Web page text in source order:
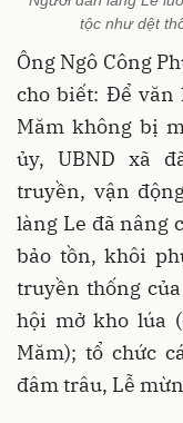
tộc như dệt
Ông Ngô Công
cho biết: Để văn
Măm không bị
ủy, UBND xã
truyền, vận
làng Le đã nâng
bảo tồn, khôi
truyền thống
hội mở kho lúa
Măm); tổ chức
đâm trâu, Lễ